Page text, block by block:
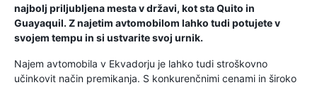
najbolj priljubljena mesta v državi, kot sta Quito in
Guayaquil. Z najetim avtomobilom lahko tudi potujete v
svojem tempu in si ustvarite svoj urnik.
Najem avtomobila v Ekvadorju je lahko tudi stroškovno
učinkovit način premikanja. S konkurenčnimi cenami in široko